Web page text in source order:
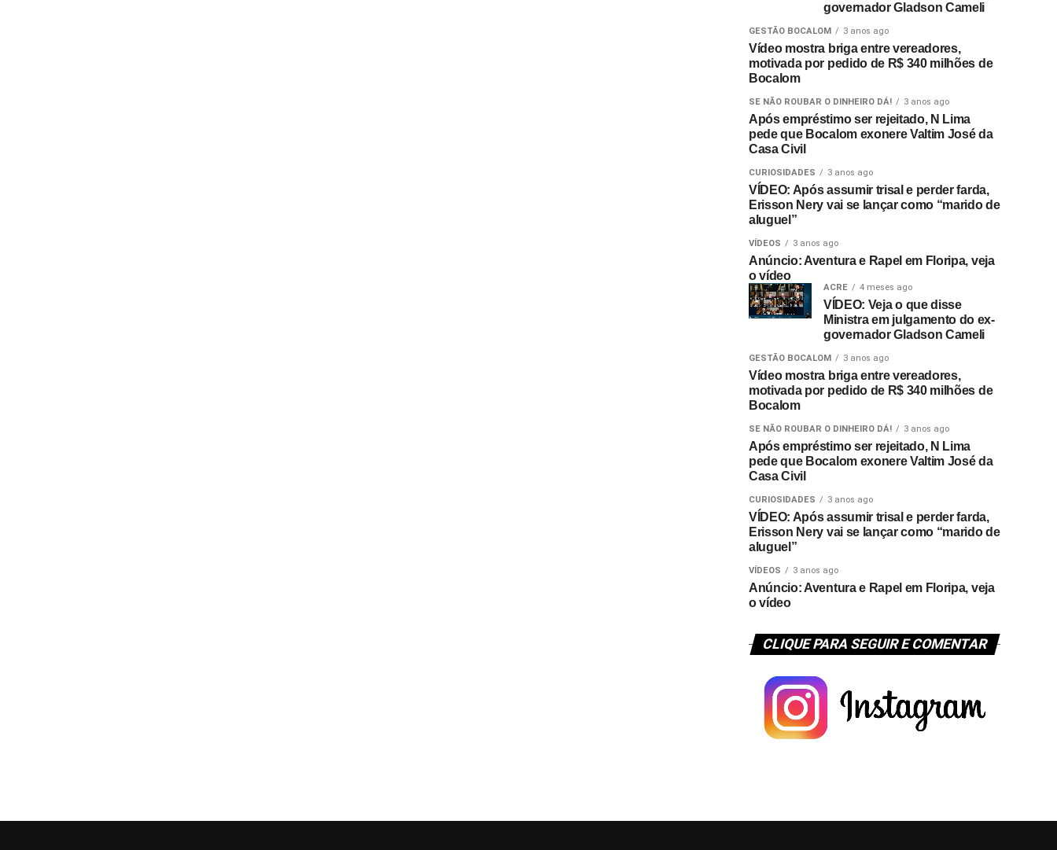
governador Gladson Cameli
GESTÃO BOCALOM 3 anos ago
Vídeo mostra briga entre vereadores,
motivada por pedido de R$ 340 milhões de
Bocalom
SE NÃO ROUBAR O DINHEIRO DÁ! 3 anos ago
Após empréstimo ser rejeitado, N Lima
pede que Bocalom exonere Valtim José da
Casa Civil
CURIOSIDADES 3 anos ago
VÍDEO: Após assumir trisal e perder farda,
Erisson Nery vai se lançar como “marido de
aluguel”
VÍDEOS 3 anos ago
Anúncio: Aventura e Rapel em Floripa, veja
o vídeo
ACRE 4 meses ago
VÍDEO: Veja o que disse
Ministra em julgamento do ex-
governador Gladson Cameli
GESTÃO BOCALOM 3 anos ago
Vídeo mostra briga entre vereadores,
motivada por pedido de R$ 340 milhões de
Bocalom
SE NÃO ROUBAR O DINHEIRO DÁ! 3 anos ago
Após empréstimo ser rejeitado, N Lima
pede que Bocalom exonere Valtim José da
Casa Civil
CURIOSIDADES 3 anos ago
VÍDEO: Após assumir trisal e perder farda,
Erisson Nery vai se lançar como “marido de
aluguel”
VÍDEOS 3 anos ago
Anúncio: Aventura e Rapel em Floripa, veja
o vídeo
CLIQUE PARA SEGUIR E COMENTAR